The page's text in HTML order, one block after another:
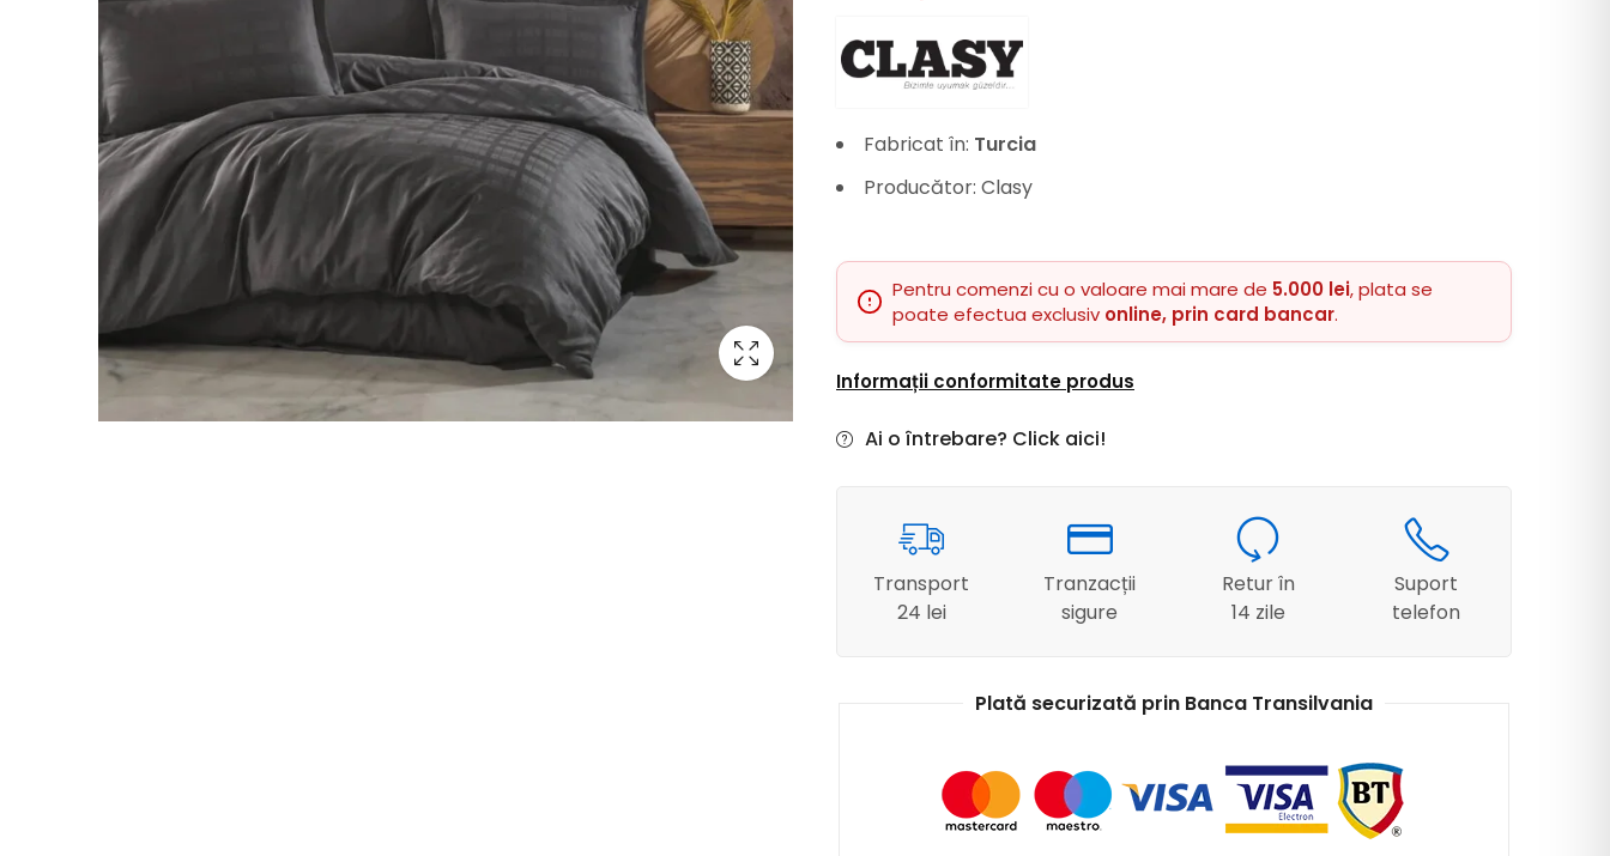
Fabricat în: Turcia
Producător: Clasy
Pentru comenzi cu o valoare mai mare de 5.000 lei, plata se
poate efectua exclusiv online, prin card bancar.
Informații conformitate produs
Ai o întrebare? Click aici!
Transport
24 lei
Tranzacții
sigure
Retur în
14 zile
Suport
telefon
Plată securizată prin Banca Transilvania